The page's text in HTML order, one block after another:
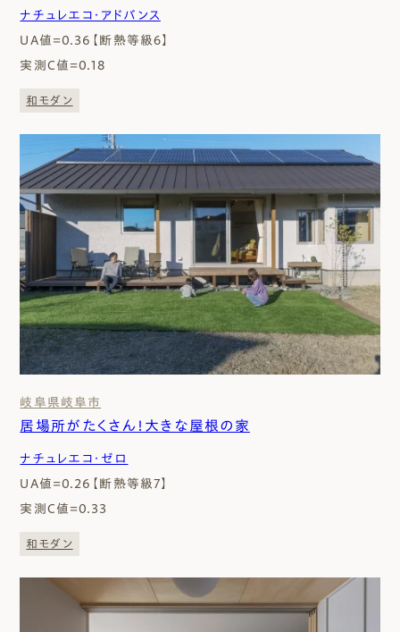
ナチュレエコ・アドバンス
UA値=0.36【断熱等級６】
実測C値=0.18
和モダン
岐阜県 岐阜市
居場所がたくさん！大きな屋根の家
ナチュレエコ・ゼロ
UA値=0.26【断熱等級7】
実測C値=0.33
和モダン